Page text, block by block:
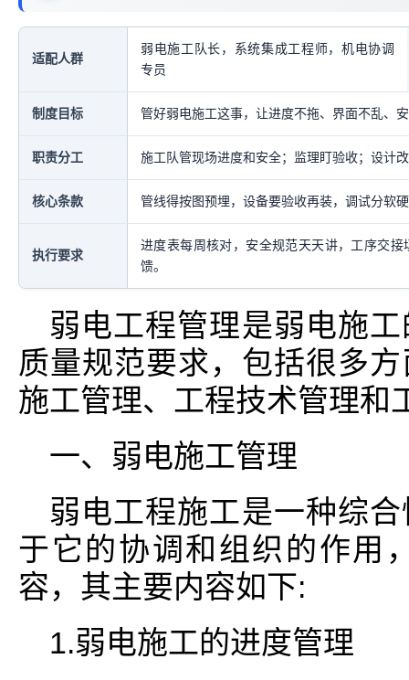
适配人群
弱电施工队长，系统集成工程师，机电协调
专员
制度目标 管好弱电施工这事，让进度不拖、界面不乱、
职责分工 施工队管现场进度和安全；监理盯验收；设计
核心条款 管线得按图预埋，设备要验收再装，调试分软
执行要求
进度表每周核对，安全规范天天讲，工序交
馈。
弱电工程管理是弱电施
质量规范要求，包括很多
施工管理、工程技术管理和
一、弱电施工管理
弱电工程施工是一种综
于它的协调和组织的作用
容，其主要内容如下:
1.弱电施工的进度管理